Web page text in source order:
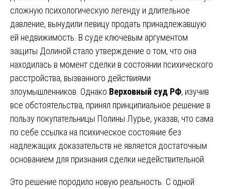
сложную психологическую легенду и длительное
давление, вынудили певицу продать принадлежавшую
ей недвижимость. В суде ключевым аргументом
защиты Долиной стало утверждение о том, что она
находилась в момент сделки в состоянии психического
расстройства, вызванного действиями
злоумышленников. Однако Верховный суд РФ, изучив
все обстоятельства, принял принципиальное решение в
пользу покупательницы Полины Лурье, указав, что сама
по себе ссылка на психическое состояние без
надлежащих доказательств не является достаточным
основанием для признания сделки недействительной.
Это решение породило новую реальность. С одной